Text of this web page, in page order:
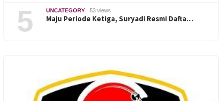
5 UNCATEGORY 53 views
Maju Periode Ketiga, Suryadi Resmi Dafta…